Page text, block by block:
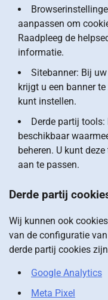
aanpassen om
Raadpleeg de
informatie.
Sitebanner: Bij
krijgt u een banner
kunt instellen.
Derde partij
beschikbaar
beheren. U kunt
aan te passen.
Derde partij
Wij kunnen ook
van de configuratie
derde partij cookies
Google Analytics
Meta Pixel